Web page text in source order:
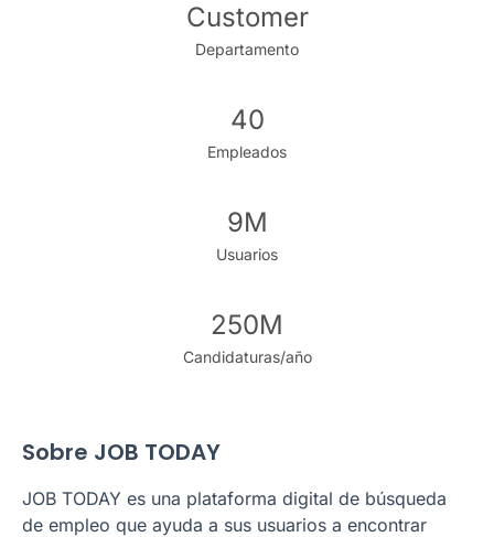
Customer
Departamento
40
Empleados
9M
Usuarios
250M
Candidaturas/año
Sobre JOB TODAY
JOB TODAY es una plataforma digital de búsqueda
de empleo que ayuda a sus usuarios a encontrar